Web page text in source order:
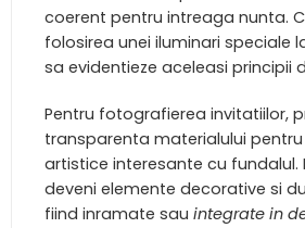
coerent pentru intreaga nunta.
folosirea unei iluminari speciale
sa evidentieze aceleasi principii
Pentru fotografierea invitatiilor,
transparenta materialului
artistice interesante cu fundalul.
deveni elemente decorative si
fiind inramate sau integrate in